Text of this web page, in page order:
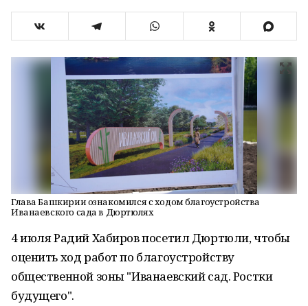
Глава Башкирии ознакомился с ходом благоустройства
Иванаевского сада в Дюртюлях
4 июля Радий Хабиров посетил Дюртюли, чтобы
оценить ход работ по благоустройству
общественной зоны "Иванаевский сад. Ростки
будущего".